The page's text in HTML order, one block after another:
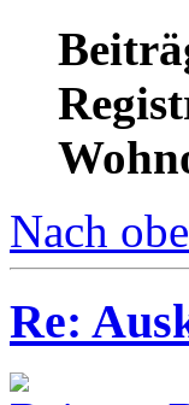
Nach
Re: